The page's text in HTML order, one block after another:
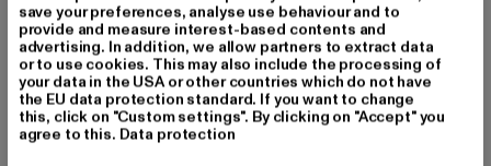
entspanntes Sommer-Dinner oder einen Stadtbummel.
Accessoires wie Caps, Sonnenbrillen oder Armbanduhren
runden deinen Look ab und machen ihn noch stylischer.
Aktuelle Trends bei Jeans Shorts für Herren
save your preferences, analyse use behaviour and to
provide and measure interest-based contents and
advertising. In addition, we allow partners to extract data
or to use cookies. This may also include the processing of
your data in the USA or other countries which do not have
the EU data protection standard. If you want to change
this, click on "Custom settings". By clicking on "Accept" you
agree to this. Data protection